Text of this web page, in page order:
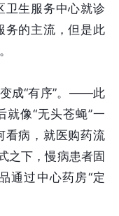
卫生服务中心就诊
务的主流，但是此
变成“有序”。——此
像“无头苍蝇”一
看病，就医购药流
之下，慢病患者固
通过中心药房“定